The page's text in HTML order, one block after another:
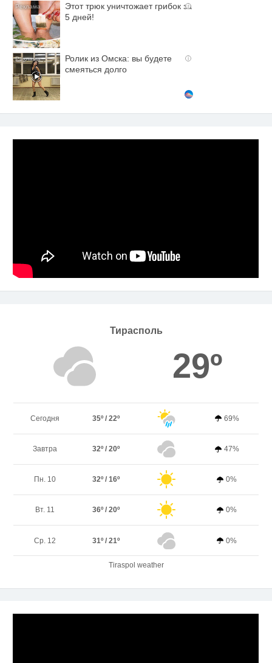
i
Этот трюк уничтожает грибок за
5 дней!
i
Ролик из Омска: вы будете
смеяться долго
Тирасполь
29º
Сегодня 35º / 22º 69%
Завтра 32º / 20º 47%
Пн. 10 32º / 16º 0%
Вт. 11 36º / 20º 0%
Ср. 12 31º / 21º 0%
Tiraspol weather